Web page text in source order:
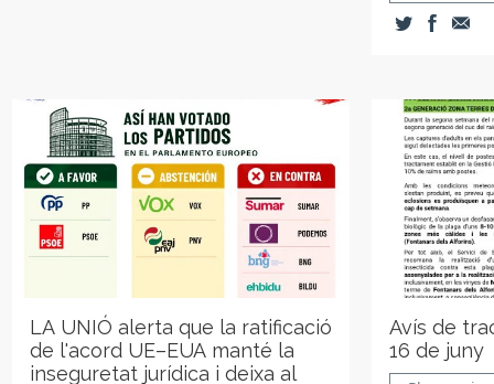
LA UNIÓ alerta que la ratificació
de l'acord UE–EUA manté la
inseguretat jurídica i deixa al
Avís de
16 de juny